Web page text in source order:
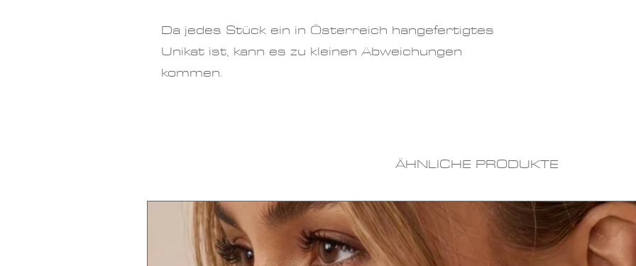
Da jedes Stück ein in Österreich hangefertigtes
Unikat ist, kann es zu kleinen Abweichungen
kommen.
ÄHNLICHE PRODUKTE